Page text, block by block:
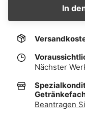
In
Nächster
Beantragen